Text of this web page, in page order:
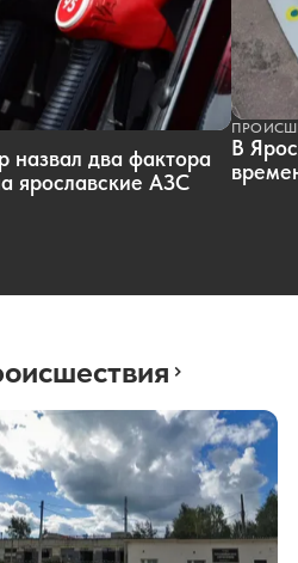
назвал два фактора
ярославские АЗС
В